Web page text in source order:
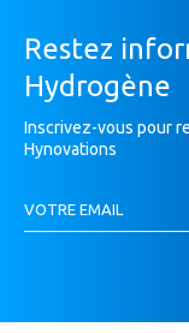
Restez
Hydrogène
Inscrivez-vous pour
Hynovations
Newsletter
VOTRE EMAIL
Si
un